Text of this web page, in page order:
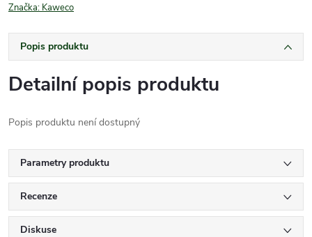
Značka: Kaweco
Popis produktu
Detailní popis produktu
Popis produktu není dostupný
Parametry produktu
Recenze
Diskuse